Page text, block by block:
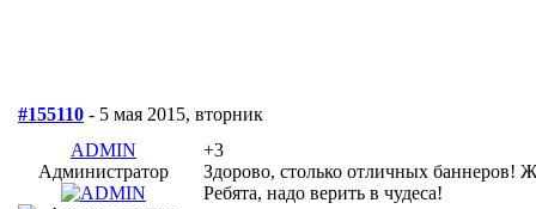
#155110 - 5 мая 2015, вторник
ADMIN
Администратор
+3
Здорово, столько отличных баннеров!
Ребята, надо верить в чудеса!